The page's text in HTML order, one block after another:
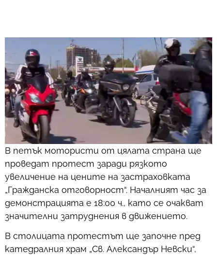
В петък мотористи от цялата страна ще
проведат протест заради рязкото
увеличение на цените на застраховката
„Гражданска отговорност“. Началният час за
демонстрацията е 18:00 ч., като се очакват
значителни затруднения в движението.
В столицата протестът ще започне пред
катедралния храм „Св. Александър Невски“,